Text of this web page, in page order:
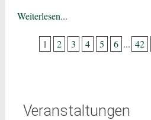
Weiterlesen...
1 2 3 4 5 6 ... 42
Veranstaltungen